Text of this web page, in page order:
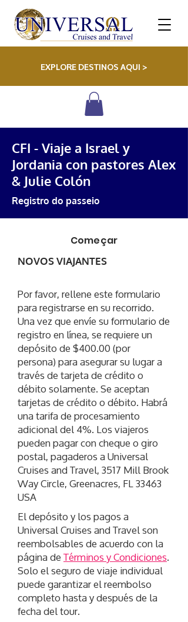
EXPLORE DESTINOS AQUI >
CFI - Viaje a Israel y
Jordania con pastores Alex
& Julie Colón
Registro do passeio
Começar
NOVOS VIAJANTES
Por favor, rellene este formulario
para registrarse en su recorrido.
Una vez que envíe su formulario de
registro en línea, se requiere un
depósito de $400.00 (por
persona) para asegurar su lugar a
través de tarjeta de crédito o
débito solamente. Se aceptan
tarjetas de crédito o débito. Habrá
una tarifa de procesamiento
adicional del 4%. Los viajeros
pueden pagar con cheque o giro
postal, pagaderos a Universal
Cruises and Travel, 3517 Mill Brook
Way Circle, Greenacres, FL 33463
USA
El depósito y los pagos a
Universal Cruises and Travel son
reembolsables de acuerdo con la
página deTérminos y Condiciones.
Solo el seguro de viaje individual
puede garantizar el reembolso
completo hasta y después de la
fecha del tour.